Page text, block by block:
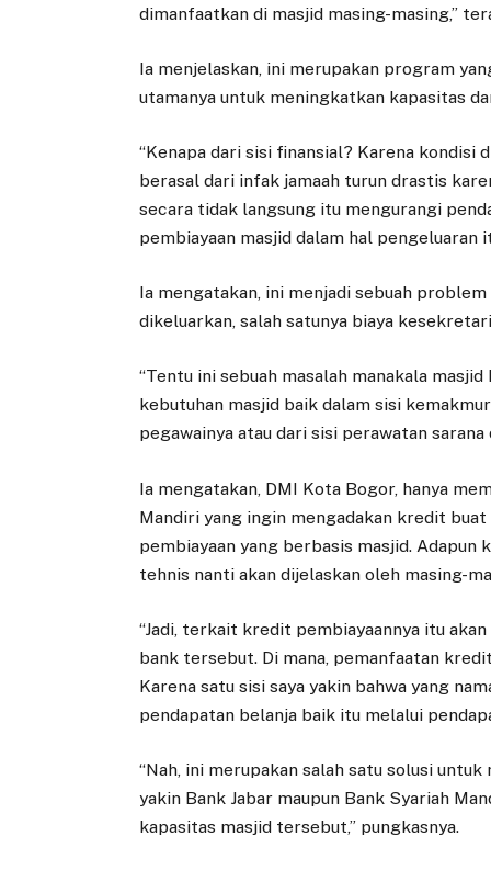
dimanfaatkan di masjid masing-masing,”
Ia menjelaskan, ini merupakan program
utamanya untuk meningkatkan kapasitas
“Kenapa dari sisi finansial? Karena kondisi
berasal dari infak jamaah turun drastis
secara tidak langsung itu mengurangi
pembiayaan masjid dalam hal pengeluaran
Ia mengatakan, ini menjadi sebuah
dikeluarkan, salah satunya biaya
“Tentu ini sebuah masalah manakala
kebutuhan masjid baik dalam sisi
pegawainya atau dari sisi perawatan sarana
Ia mengatakan, DMI Kota Bogor, hanya
Mandiri yang ingin mengadakan kredit
pembiayaan yang berbasis masjid.
tehnis nanti akan dijelaskan oleh masing-
“Jadi, terkait kredit pembiayaannya itu
bank tersebut. Di mana, pemanfaatan
Karena satu sisi saya yakin bahwa yang
pendapatan belanja baik itu melalui
“Nah, ini merupakan salah satu solusi
yakin Bank Jabar maupun Bank Syariah
kapasitas masjid tersebut,” pungkasnya.